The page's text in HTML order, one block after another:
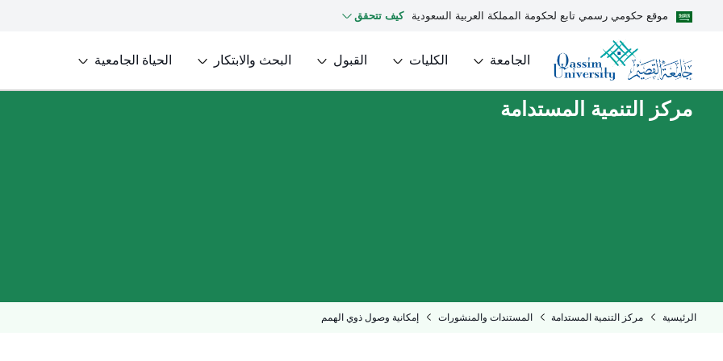
موقع حكومي رسمي تابع لحكومة المملكة العربية السعودية كيف تتحقق
الجامعة الكليات القبول البحث والابتكار الحياة الجامعية
مركز التنمية المستدامة
الرئيسية مركز التنمية المستدامة المستندات والمنشورات إمكانية وصول ذوي الهمم